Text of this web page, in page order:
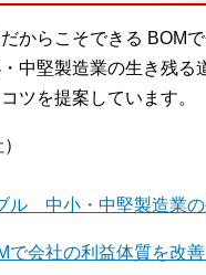
からこそできる BOM
堅製造業の生き残る
ツを提案しています。
ル 中小・中堅製造業
会社の利益体質を改善